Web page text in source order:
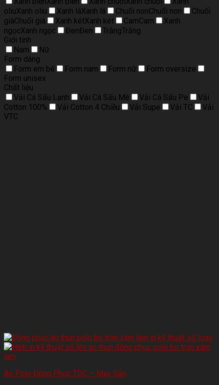
oliuXanh oliu Xanh láXanh lá Chuối nonChuối non
Chuối
giàChuối già Xanh kétXanh két CamCam
Xanh
ngọcXanh ngọc ĐenĐen TrắngTrắng
Giới tính
Nam
Nữ
Form dáng
Form em bé
Form nam Form nữ
Form oversize
Form unisex
Chất liệu
Vải Cá Sấu Lạnh
Vải Cá Sấu Mè Vải Cá Sấu Pe
Vải
Cotton 100%
Vải Cotton 4 Chiều Vải Supe Vải TC
Vải
VTC
Áo Polo Đồng Phục TDC – May Sẵn